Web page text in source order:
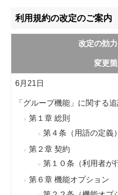
利用規約の改定のご案内
改定の効
変更
6月21日
「グループ機能」に関する
第１章 総則
第４条（用語の定義）
第２章 契約
第１０条（利用者が
第６章 機能オプション